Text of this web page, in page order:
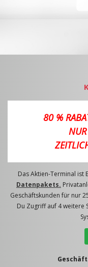
80 %
Das Aktien-Terminal ist
Datenpakets.
Geschäftskunden für nur
Du Zugriff auf 4 weitere